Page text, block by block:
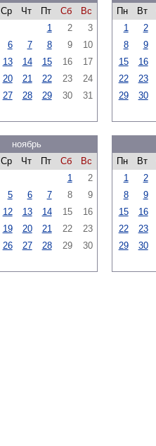
Ср Чт Пт Сб
Вс
1
2
3
6 7 8 9
10
13 14 15 16
17
20 21 22 23
24
27 28 29 30 31
Пн
Вт
1
2
8
9
15
16
22
23
29
30
ноябрь
Ср Чт Пт Сб
Вс
1
2
5 6 7 8
9
12 13 14 15
16
19 20 21 22
23
26 27 28 29 30
Пн
Вт
1
2
8
9
15
16
22
23
29
30